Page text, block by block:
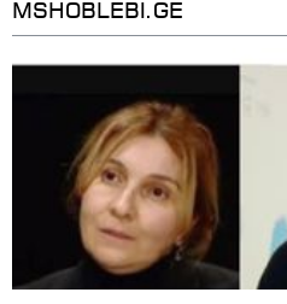
09:00 / 07-08-2026
18 წელი აგვისტოს
მოვლენების
შესაძლოა, აღარ
22:28 /
MSHOBLEBI.GE